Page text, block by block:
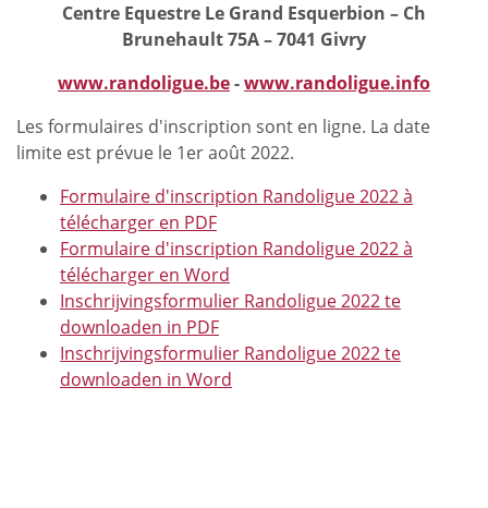
Centre Equestre Le Grand Esquerbion – Ch
Brunehault 75A – 7041 Givry
www.randoligue.be-www.randoligue.info
Les formulaires d'inscription sont en ligne. La date
limite est prévue le 1er août 2022.
Formulaire d'inscription Randoligue 2022 à
télécharger en PDF
Formulaire d'inscription Randoligue 2022 à
télécharger en Word
Inschrijvingsformulier Randoligue 2022 te
downloaden in PDF
Inschrijvingsformulier Randoligue 2022 te
downloaden in Word